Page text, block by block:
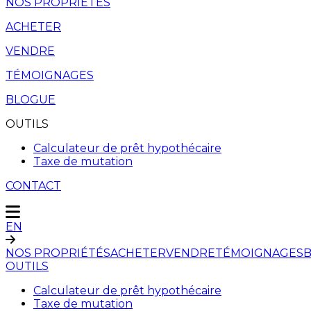
ACHETER
VENDRE
TÉMOIGNAGES
BLOGUE
OUTILS
Calculateur de prêt hypothécaire
Taxe de mutation
CONTACT
EN
NOS PROPRIÉTÉSACHETERVENDRETÉMOIGNAGES
OUTILS
Calculateur de prêt hypothécaire
Taxe de mutation